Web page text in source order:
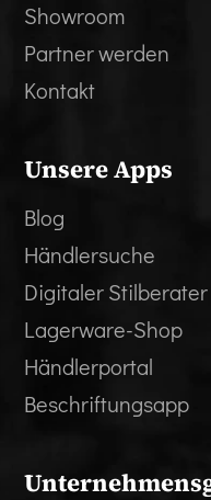
Showroom
Partner werden
Kontakt
Unsere Apps
Blog
Händlersuche
Digitaler Stilberater
Lagerware-Shop
Händlerportal
Beschriftungsapp